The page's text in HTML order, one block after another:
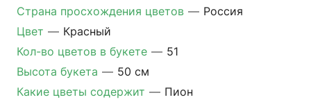
Страна просхождения цветов — Россия
Цвет — Красный
Кол-во цветов в букете — 51
Высота букета — 50 см
Какие цветы содержит — Пион